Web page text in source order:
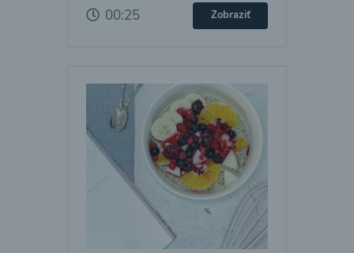
00:25 Zobraziť